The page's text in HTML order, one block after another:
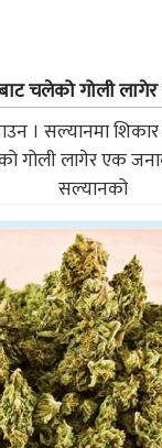
चलेको गोली
। सल्यानमा
गोली लागेर एक
सल्यानको